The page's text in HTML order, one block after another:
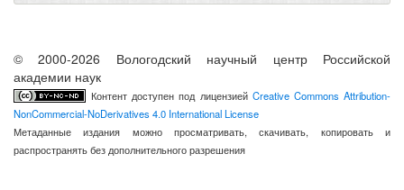
© 2000-2026 Вологодский научный центр Российской
академии наук
Контент доступен под лицензией Creative Commons Attribution-
NonCommercial-NoDerivatives 4.0 International License
Метаданные издания можно просматривать, скачивать, копировать и
распространять без дополнительного разрешения